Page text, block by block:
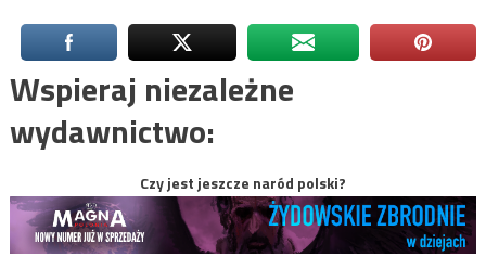
Wspieraj niezależne
wydawnictwo:
Czy jest jeszcze naród polski?